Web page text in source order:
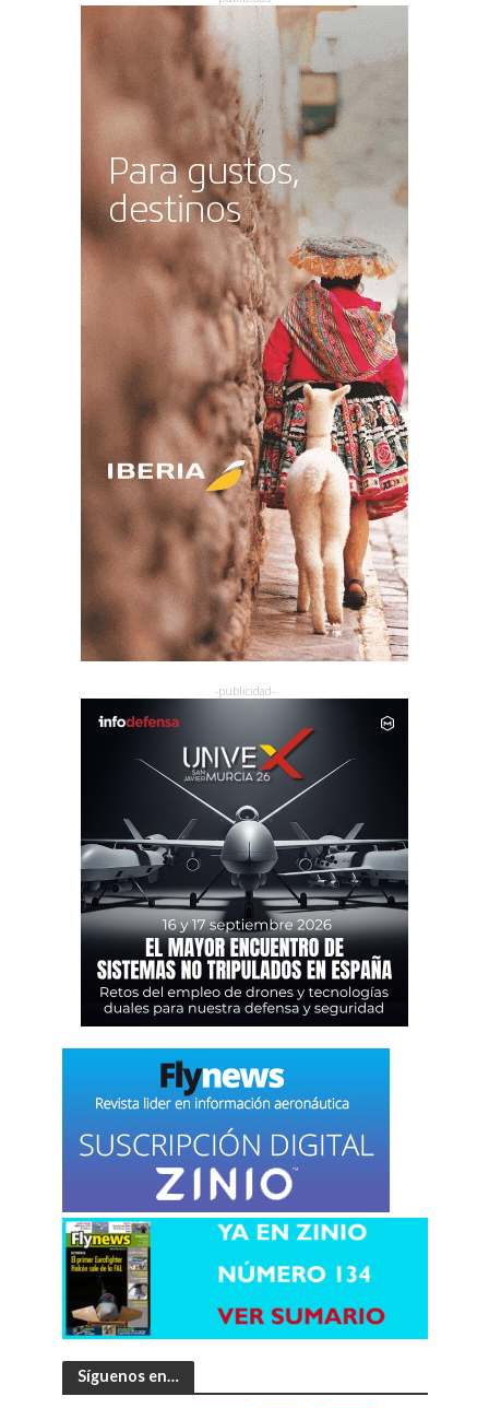
Síguenos en…